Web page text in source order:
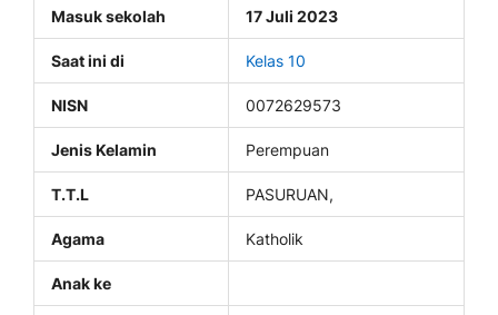
Masuk sekolah 17 Juli 2023
Saat ini di Kelas 10
NISN 0072629573
Jenis Kelamin Perempuan
T.T.L PASURUAN,
Agama Katholik
Anak ke